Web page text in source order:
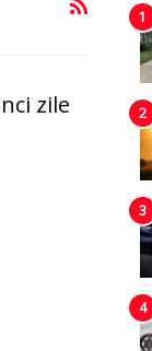
zile
1
2
3
4